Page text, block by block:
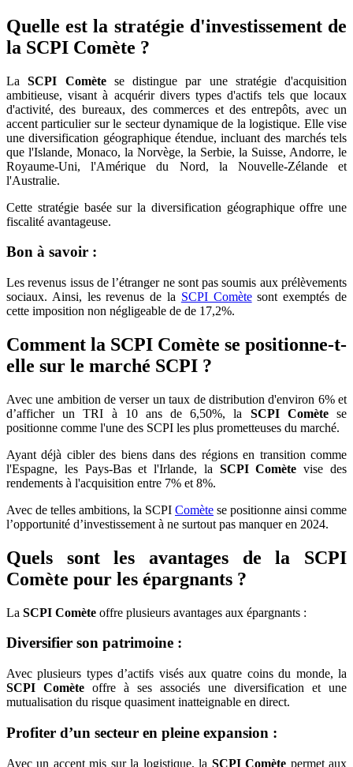
Quelle est la stratégie d'investissement de
la SCPI Comète ?
LaSCPI Comètese distingue par une stratégie d'acquisition
ambitieuse, visant à acquérir divers types d'actifs tels que locaux
d'activité, des bureaux, des commerces et des entrepôts, avec un
accent particulier sur le secteur dynamique de la logistique. Elle vise
une diversification géographique étendue, incluant des marchés tels
que l'Islande, Monaco, la Norvège, la Serbie, la Suisse, Andorre, le
Royaume-Uni, l'Amérique du Nord, la Nouvelle-Zélande et
l'Australie.
Cette stratégie basée sur la diversification géographique offre une
fiscalité avantageuse.
Bon à savoir :
Les revenus issus de l’étranger ne sont pas soumis aux prélèvements
sociaux. Ainsi, les revenus de la SCPI Comètesont exemptés de
cette imposition non négligeable de de 17,2%.
Comment la SCPI Comète se positionne-t-
elle sur le marché SCPI ?
Avec une ambition de verser un taux de distribution d'environ 6% et
d’afficher un TRI à 10 ans de 6,50%, la SCPI Comètese
positionne comme l'une des SCPI les plus prometteuses du marché.
Ayant déjà cibler des biens dans des régions en transition comme
l'Espagne, les Pays-Bas et l'Irlande, la SCPI Comète vise des
rendements à l'acquisition entre 7% et 8%.
Avec de telles ambitions, la SCPI Comète se positionne ainsi comme
l’opportunité d’investissement à ne surtout pas manquer en 2024.
Quels sont les avantages de la SCPI
Comète pour les épargnants ?
La SCPI Comète offre plusieurs avantages aux épargnants :
Diversifier son patrimoine :
Avec plusieurs types d’actifs visés aux quatre coins du monde, la
SCPI Comète offre à ses associés une diversification et une
mutualisation du risque quasiment inatteignable en direct.
Profiter d’un secteur en pleine expansion :
Avec un accent mis sur la logistique, la SCPI Comète permet aux